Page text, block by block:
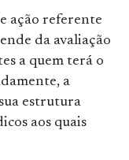
ação referente
da avaliação
a quem terá o
a
estrutura
aos quais